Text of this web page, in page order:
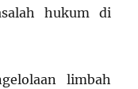
hukum di
limbah